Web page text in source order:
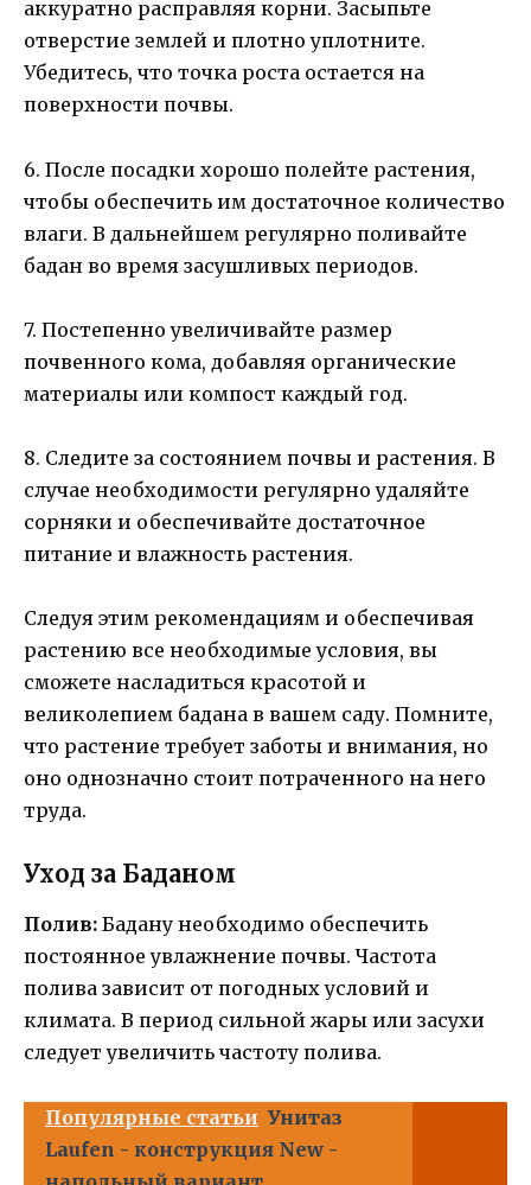
аккуратно расправляя корни. Засыпьте
отверстие землей и плотно уплотните.
Убедитесь, что точка роста остается на
поверхности почвы.
6. После посадки хорошо полейте растения,
чтобы обеспечить им достаточное количество
влаги. В дальнейшем регулярно поливайте
бадан во время засушливых периодов.
7. Постепенно увеличивайте размер
почвенного кома, добавляя органические
материалы или компост каждый год.
8. Следите за состоянием почвы и растения. В
случае необходимости регулярно удаляйте
сорняки и обеспечивайте достаточное
питание и влажность растения.
Следуя этим рекомендациям и обеспечивая
растению все необходимые условия, вы
сможете насладиться красотой и
великолепием бадана в вашем саду. Помните,
что растение требует заботы и внимания, но
оно однозначно стоит потраченного на него
труда.
Уход за Баданом
Полив: Бадану необходимо обеспечить
постоянное увлажнение почвы. Частота
полива зависит от погодных условий и
климата. В период сильной жары или засухи
следует увеличить частоту полива.
Популярные статьи Унитаз
Laufen - конструкция New -